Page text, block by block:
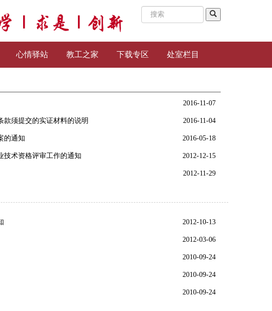
心情驿站 教工之家 下载专区 处室栏目
2016-11-07
款须提交的实证材料的说明 2016-11-04
的通知 2016-05-18
技术资格评审工作的通知 2012-12-15
2012-11-29
2012-10-13
2012-03-06
2010-09-24
2010-09-24
2010-09-24